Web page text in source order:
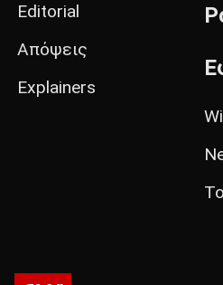
Editorial
Απόψεις
Explainers